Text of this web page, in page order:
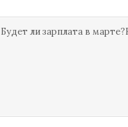
Будет ли зарплата в